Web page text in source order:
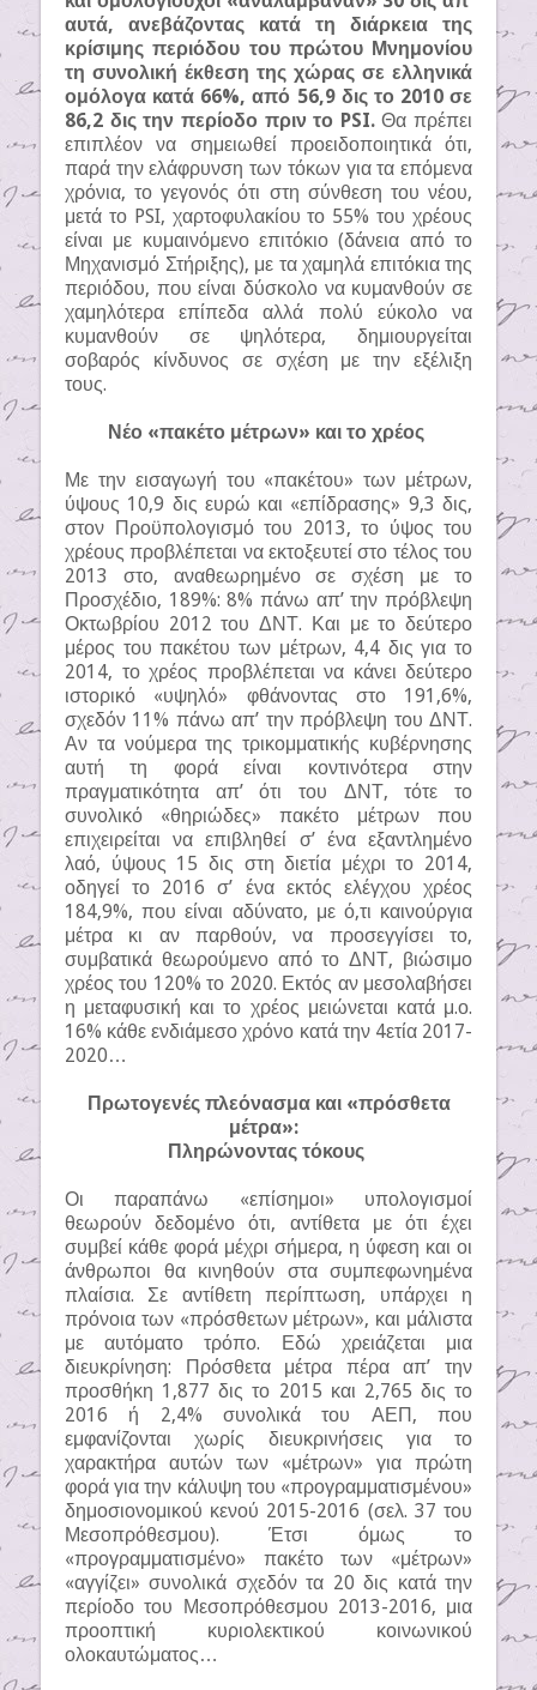
αυτά, ανεβάζοντας κατά τη διάρκεια της
κρίσιμης περιόδου του πρώτου Μνημονίου
τη συνολική έκθεση της χώρας σε ελληνικά
ομόλογα κατά 66%, από 56,9 δις το 2010 σε
86,2 δις την περίοδο πριν το PSI.Θα πρέπει
επιπλέον να σημειωθεί προειδοποιητικά ότι,
παρά την ελάφρυνση των τόκων για τα επόμενα
χρόνια, το γεγονός ότι στη σύνθεση του νέου,
μετά το PSI, χαρτοφυλακίου το 55% του χρέους
είναι με κυμαινόμενο επιτόκιο (δάνεια από το
Μηχανισμό Στήριξης), με τα χαμηλά επιτόκια της
περιόδου, που είναι δύσκολο να κυμανθούν σε
χαμηλότερα επίπεδα αλλά πολύ εύκολο να
κυμανθούν σε ψηλότερα, δημιουργείται
σοβαρός κίνδυνος σε σχέση με την εξέλιξη
τους.
Νέο «πακέτο μέτρων» και το χρέος
Με την εισαγωγή του «πακέτου» των μέτρων,
ύψους 10,9 δις ευρώ και «επίδρασης» 9,3 δις,
στον Προϋπολογισμό του 2013, το ύψος του
χρέους προβλέπεται να εκτοξευτεί στο τέλος του
2013 στο, αναθεωρημένο σε σχέση με το
Προσχέδιο, 189%: 8% πάνω απ’ την πρόβλεψη
Οκτωβρίου 2012 του ΔΝΤ. Και με το δεύτερο
μέρος του πακέτου των μέτρων, 4,4 δις για το
2014, το χρέος προβλέπεται να κάνει δεύτερο
ιστορικό «υψηλό» φθάνοντας στο 191,6%,
σχεδόν 11% πάνω απ’ την πρόβλεψη του ΔΝΤ.
Αν τα νούμερα της τρικομματικής κυβέρνησης
αυτή τη φορά είναι κοντινότερα στην
πραγματικότητα απ’ ότι του ΔΝΤ, τότε το
συνολικό «θηριώδες» πακέτο μέτρων που
επιχειρείται να επιβληθεί σ’ ένα εξαντλημένο
λαό, ύψους 15 δις στη διετία μέχρι το 2014,
οδηγεί το 2016 σ’ ένα εκτός ελέγχου χρέος
184,9%, που είναι αδύνατο, με ό,τι καινούργια
μέτρα κι αν παρθούν, να προσεγγίσει το,
συμβατικά θεωρούμενο από το ΔΝΤ, βιώσιμο
χρέος του 120% το 2020. Εκτός αν μεσολαβήσει
η μεταφυσική και το χρέος μειώνεται κατά μ.ο.
16% κάθε ενδιάμεσο χρόνο κατά την 4ετία 2017-
2020…
Πρωτογενές πλεόνασμα και «πρόσθετα
μέτρα»:
Πληρώνοντας τόκους
Οι παραπάνω «επίσημοι» υπολογισμοί
θεωρούν δεδομένο ότι, αντίθετα με ότι έχει
συμβεί κάθε φορά μέχρι σήμερα, η ύφεση και οι
άνθρωποι θα κινηθούν στα συμπεφωνημένα
πλαίσια. Σε αντίθετη περίπτωση, υπάρχει η
πρόνοια των «πρόσθετων μέτρων», και μάλιστα
με αυτόματο τρόπο. Εδώ χρειάζεται μια
διευκρίνηση: Πρόσθετα μέτρα πέρα απ’ την
προσθήκη 1,877 δις το 2015 και 2,765 δις το
2016 ή 2,4% συνολικά του ΑΕΠ, που
εμφανίζονται χωρίς διευκρινήσεις για το
χαρακτήρα αυτών των «μέτρων» για πρώτη
φορά για την κάλυψη του «προγραμματισμένου»
δημοσιονομικού κενού 2015-2016 (σελ. 37 του
Μεσοπρόθεσμου). Έτσι όμως το
«προγραμματισμένο» πακέτο των «μέτρων»
«αγγίζει» συνολικά σχεδόν τα 20 δις κατά την
περίοδο του Μεσοπρόθεσμου 2013-2016, μια
προοπτική κυριολεκτικού κοινωνικού
ολοκαυτώματος…